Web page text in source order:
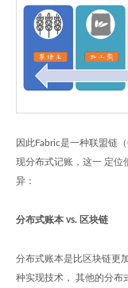
因此Fabric是一种联盟链
现分布式记账，这一 定位
异：
分布式账本 vs. 区块链
分布式账本是比区块链更
种实现技术， 其他的分布